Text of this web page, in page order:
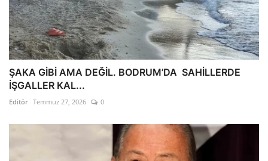
ŞAKA GİBİ AMA DEĞİL. BODRUM’DA SAHİLLERDE
İŞGALLER KAL...
Editör Temmuz 27, 2026 0